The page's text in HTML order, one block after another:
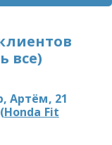
все)
Артём, 21
Honda Fit